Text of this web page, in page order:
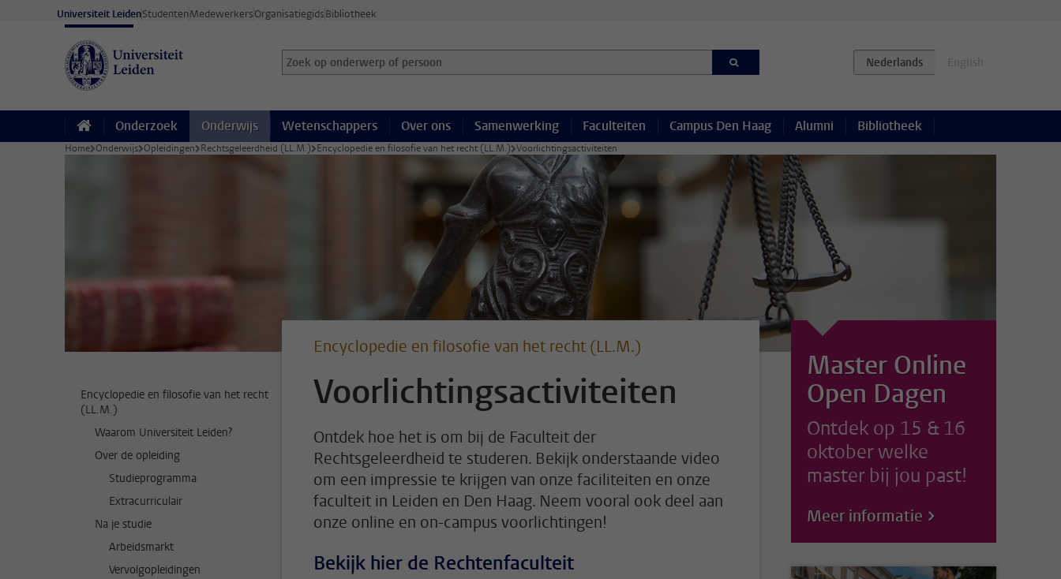
Ga direct naar de inhoud
Universiteit LeidenStudentenMedewerkersOrganisatiegidsBibliotheek
Zoek op onderwerp of persoon en selecteer categorie
Zoekterm
Onderzoek Onderwijs Wetenschappers Over ons Samenwerking Faculteiten Campus Den Haag Alumni Bibliotheek
Home Onderwijs Opleidingen Rechtsgeleerdheid (LL.M.) Encyclopedie en filosofie van het recht (LL.M.) Voorlichtingsactiviteiten
Encyclopedie en filosofie van het recht
(LL.M.)
Waarom Universiteit Leiden?
Over de opleiding
Studieprogramma
Extracurriculair
Na je studie
Arbeidsmarkt
Vervolgopleidingen
Encyclopedie en filosofie van het recht (LL.M.)
Voorlichtingsactiviteiten
Ontdek hoe het is om bij de Faculteit der
Rechtsgeleerdheid te studeren. Bekijk onderstaande video
om een impressie te krijgen van onze faciliteiten en onze
faculteit in Leiden en Den Haag. Neem vooral ook deel aan
onze online en on-campus voorlichtingen!
Bekijk hier de Rechtenfaculteit
Master Online
Open Dagen
Ontdek op 15 & 16
oktober welke
master bij jou past!
Meer informatie